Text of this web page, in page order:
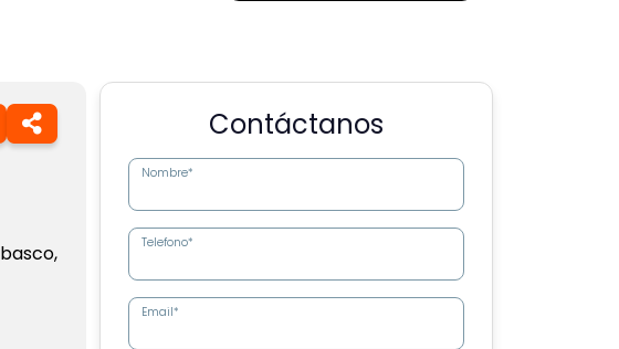
Contáctanos
Nombre*
Telefono*
Email*